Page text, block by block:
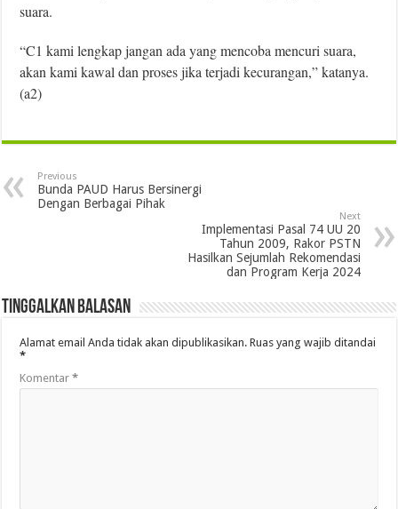
suara.
“C1 kami lengkap jangan ada yang mencoba mencuri suara,
akan kami kawal dan proses jika terjadi kecurangan,” katanya.
(a2)
Previous
Bunda PAUD Harus Bersinergi
Dengan Berbagai Pihak
Next
Implementasi Pasal 74 UU 20
Tahun 2009, Rakor PSTN
Hasilkan Sejumlah Rekomendasi
dan Program Kerja 2024
Tinggalkan Balasan
Alamat email Anda tidak akan dipublikasikan. Ruas yang wajib ditandai
*
Komentar*